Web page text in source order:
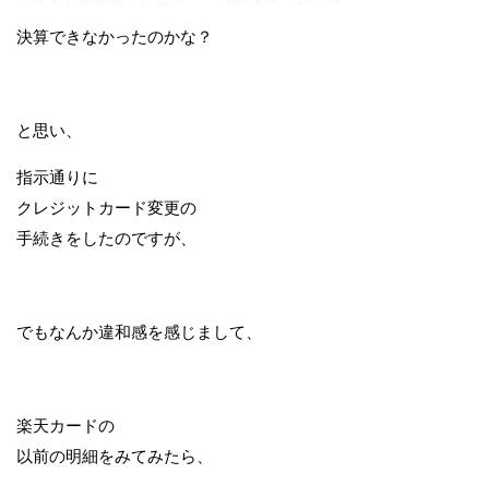
決算できなかったのかな？
と思い、
指示通りに
クレジットカード変更の
手続きをしたのですが、
でもなんか違和感を感じまして、
楽天カードの
以前の明細をみてみたら、